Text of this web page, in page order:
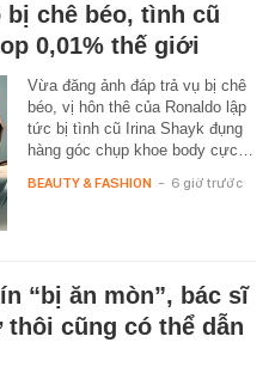
chê béo, tình cũ
0,01% thế giới
Vừa đăng ảnh đáp trả vụ bị chê
béo, vị hôn thê của Ronaldo lập
tức bị tình cũ Irina Shayk đụng
hàng góc chụp khoe body cực…
BEAUTY & FASHION - 6 giờ trước
“bị ăn mòn”, bác sĩ
cũng có thể dẫn